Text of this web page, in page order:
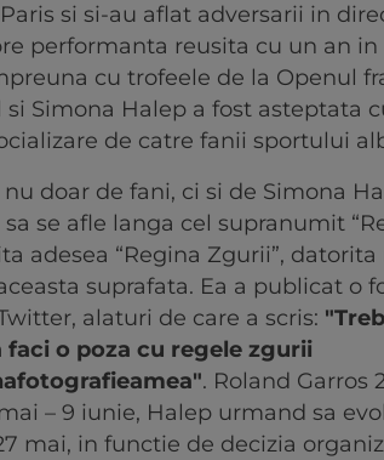
si si-au aflat adversarii in
performanta reusita cu un an
cu trofeele de la Openul
si Simona Halep a fost asteptata
de catre fanii sportului
nu doar de fani, ci si de Simona
se afle langa cel supranumit
adesea “Regina Zgurii”,
suprafata. Ea a publicat o
alaturi de care a scris:
faci o poza cu regele zgurii
. Roland Garros
– 9 iunie, Halep urmand sa
mai, in functie de decizia